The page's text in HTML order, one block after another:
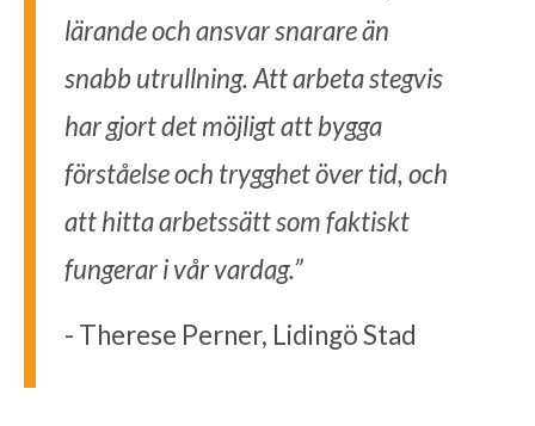
lärande och ansvar snarare än
snabb utrullning. Att arbeta stegvis
har gjort det möjligt att bygga
förståelse och trygghet över tid, och
att hitta arbetssätt som faktiskt
fungerar i vår vardag.”
- Therese Perner, Lidingö Stad